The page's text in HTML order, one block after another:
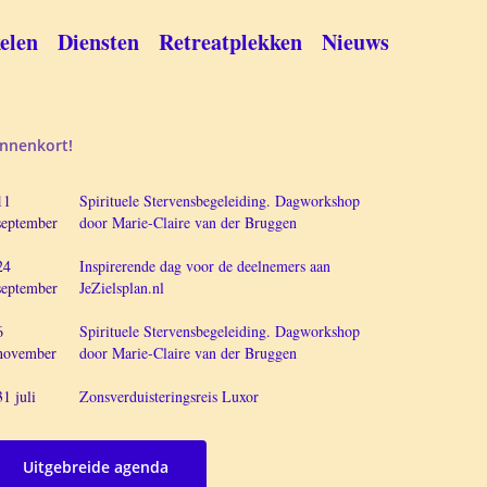
Diensten Retreatplekken Nieuws
Spirituele Stervensbegeleiding. Dagworkshop
door Marie-Claire van der Bruggen
Inspirerende dag voor de deelnemers aan
JeZielsplan.nl
Spirituele Stervensbegeleiding. Dagworkshop
door Marie-Claire van der Bruggen
juli Zonsverduisteringsreis Luxor
Uitgebreide agenda